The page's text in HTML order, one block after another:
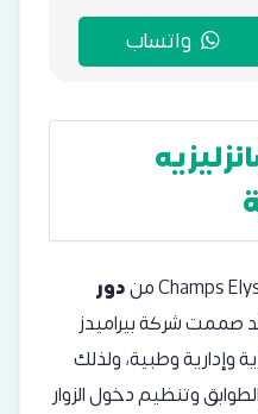
واتساب
دور
صممت شركة بيراميدز
وإدارية وطبية، ولذلك
وتنظيم دخول الزوار